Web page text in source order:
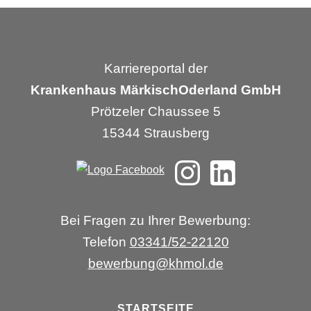
Karriereportal der
Krankenhaus MärkischOderland GmbH
Prötzeler Chaussee 5
15344 Strausberg
Bei Fragen zu Ihrer Bewerbung:
Telefon 03341/52-22120
bewerbung@khmol.de